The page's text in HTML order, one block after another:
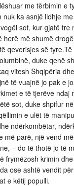
me tërbimin e
nuk ka asnjë lidhje
sot, kur gjatë tre
herë më shumë
qeverisjes së
duke qenë
vitesh Shqipëria
të vuajnë jo pak e
e të tjerëve ndaj
sot, duke shpifur
e ulët të
ndërkombëtar,
më parë, një vend
– do të thotë jo të
frymëzosh krimin dhe
ose ashtë vendit
e këtij populli.